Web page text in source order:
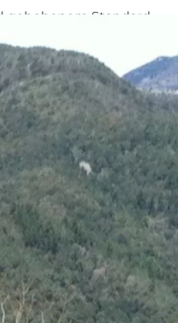
gehobenem Standard
kleine
buchen
Gruppen und Vereine